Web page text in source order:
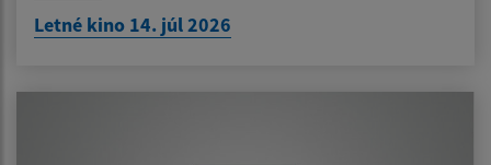
Letné kino 14. júl 2026